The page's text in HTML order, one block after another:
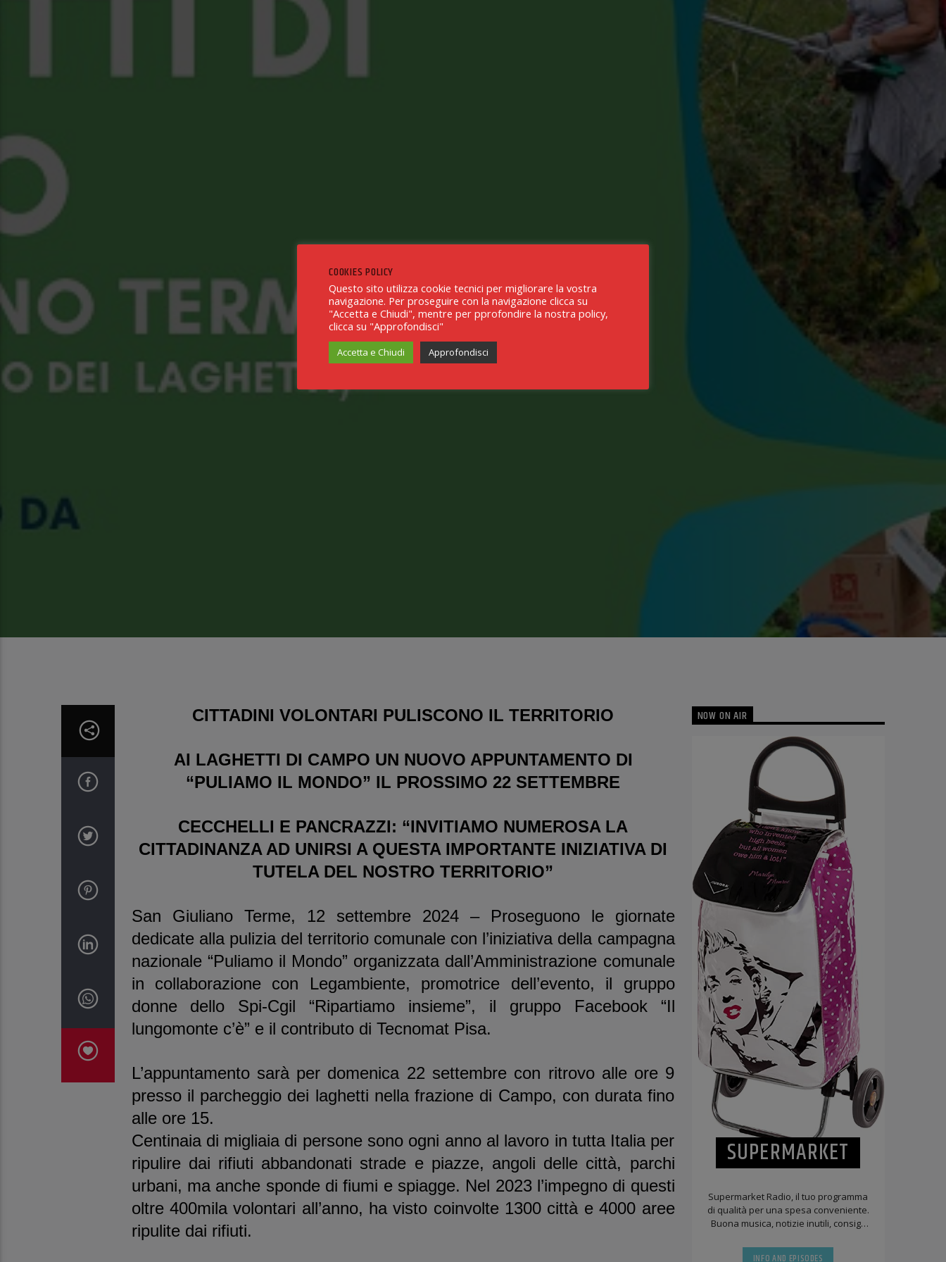
CITTADINI VOLONTARI PULISCONO IL TERRITORIO
AI LAGHETTI DI CAMPO UN NUOVO APPUNTAMENTO DI
“PULIAMO IL MONDO” IL PROSSIMO 22 SETTEMBRE
CECCHELLI E PANCRAZZI: “INVITIAMO NUMEROSA LA
CITTADINANZA AD UNIRSI A QUESTA IMPORTANTE INIZIATIVA DI
TUTELA DEL NOSTRO TERRITORIO”
San Giuliano Terme, 12 settembre 2024 – Proseguono le giornate
dedicate alla pulizia del territorio comunale con l’iniziativa della campagna
nazionale “Puliamo il Mondo” organizzata dall’Amministrazione comunale
in collaborazione con Legambiente, promotrice dell’evento, il gruppo
donne dello Spi-Cgil “Ripartiamo insieme”, il gruppo Facebook “Il
lungomonte c’è” e il contributo di Tecnomat Pisa.
L’appuntamento sarà per domenica 22 settembre con ritrovo alle ore 9
presso il parcheggio dei laghetti nella frazione di Campo, con durata fino
alle ore 15.
Centinaia di migliaia di persone sono ogni anno al lavoro in tutta Italia per
ripulire dai rifiuti abbandonati strade e piazze, angoli delle città, parchi
urbani, ma anche sponde di fiumi e spiagge. Nel 2023 l’impegno di questi
oltre 400mila volontari all’anno, ha visto coinvolte 1300 città e 4000 aree
ripulite dai rifiuti.
NOW ON AIR
SUPERMARKET
Supermarket Radio, il tuo programma
di qualità per una spesa conveniente.
Buona musica, notizie inutili, consigli
[...]
INFO AND EPISODES
COOKIES POLICY
Questo sito utilizza cookie tecnici per migliorare la vostra
navigazione. Per proseguire con la navigazione clicca su
"Accetta e Chiudi", mentre per pprofondire la nostra policy,
clicca su "Approfondisci"
Accetta e Chiudi Approfondisci